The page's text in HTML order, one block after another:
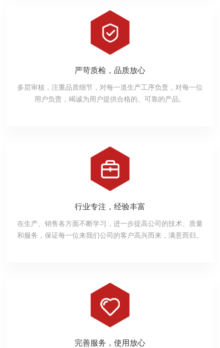
严苛质检，品质放心
多层审核，注重品质细节，对每一道生产工序负责，对每一位
用户负责，竭诚为用户提供合格的、可靠的产品。
行业专注，经验丰富
在生产、销售各方面不断学习，进一步提高公司的技术、质量
和服务，保证每一位来我们公司的客户高兴而来，满意而归。
完善服务，使用放心